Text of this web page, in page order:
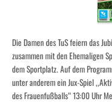
Die Damen des TuS feiern das
zusammen mit den Ehemaligen
dem Sportplatz. Auf dem
unter anderem ein Jux-Spiel
des Frauenfußballs“ 13:00 Uhr